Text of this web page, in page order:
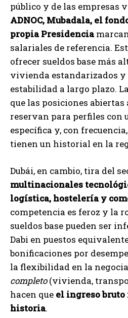
público y de las empresas
ADNOC, Mubadala, el
propia Presidencia
salariales de referencia.
ofrecer sueldos base más
vivienda estandarizados y
estabilidad a largo plazo.
que las posiciones
reservan para perfiles con
específica y, con
tienen un historial en la
Dubái, en cambio, tira del
multinacionales
logística, hostelería y
competencia es feroz y la
sueldos base pueden ser
Dabi en puestos
bonificaciones por
la flexibilidad en la
completo(vivienda,
hacen que el ingreso bruto
historia.